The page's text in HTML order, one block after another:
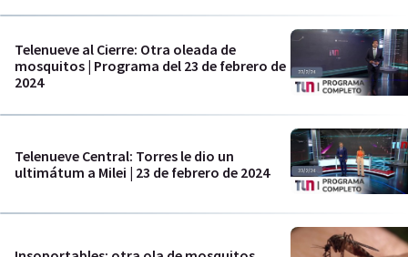
Telenueve al Cierre: Otra oleada de
mosquitos | Programa del 23 de febrero de
2024
Telenueve Central: Torres le dio un
ultimátum a Milei | 23 de febrero de 2024